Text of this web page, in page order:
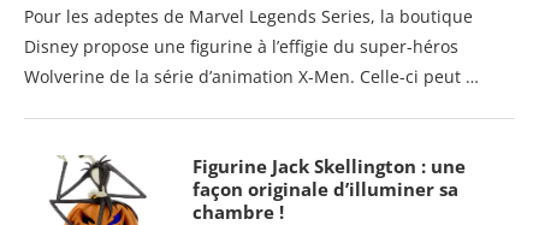
Pour les adeptes de Marvel Legends Series, la boutique
Disney propose une figurine à l’effigie du super-héros
Wolverine de la série d’animation X-Men. Celle-ci peut …
Figurine Jack Skellington : une
façon originale d’illuminer sa
chambre !